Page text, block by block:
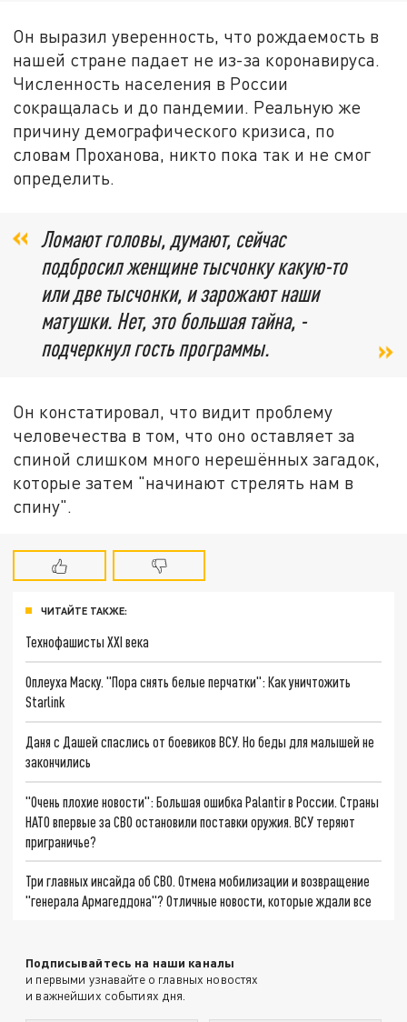
Он выразил уверенность, что рождаемость в
нашей стране падает не из-за коронавируса.
Численность населения в России
сокращалась и до пандемии. Реальную же
причину демографического кризиса, по
словам Проханова, никто пока так и не смог
определить.
Ломают головы, думают, сейчас
подбросил женщине тысчонку какую-то
или две тысчонки, и зарожают наши
матушки. Нет, это большая тайна, -
подчеркнул гость программы.
Он констатировал, что видит проблему
человечества в том, что оно оставляет за
спиной слишком много нерешённых загадок,
которые затем "начинают стрелять нам в
спину".
ЧИТАЙТЕ ТАКЖЕ:
Технофашисты XXI века
Оплеуха Маску. "Пора снять белые перчатки": Как уничтожить
Starlink
Даня с Дашей спаслись от боевиков ВСУ. Но беды для малышей не
закончились
"Очень плохие новости": Большая ошибка Palantir в России. Страны
НАТО впервые за СВО остановили поставки оружия. ВСУ теряют
приграничье?
Три главных инсайда об СВО. Отмена мобилизации и возвращение
"генерала Армагеддона"? Отличные новости, которые ждали все
Подписывайтесь на наши каналы
и первыми узнавайте о главных новостях
и важнейших событиях дня.